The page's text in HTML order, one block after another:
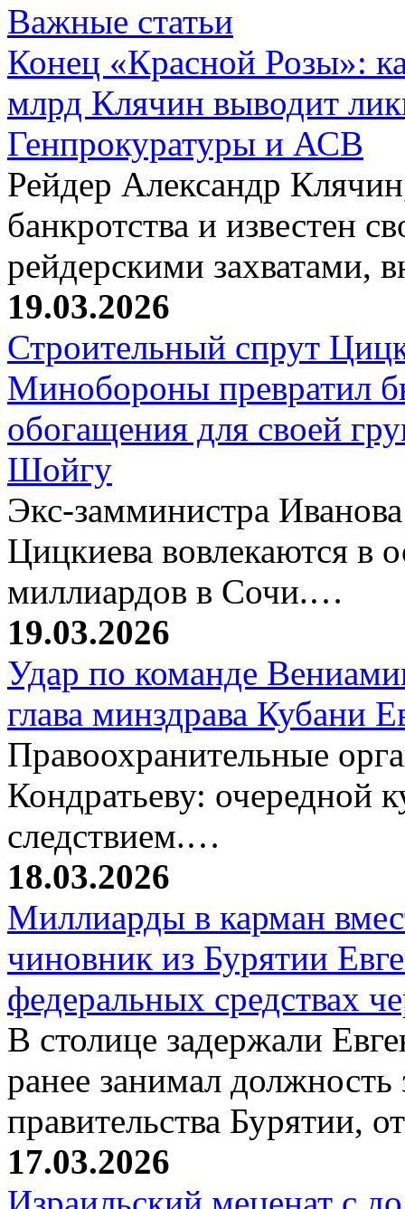
Важные статьи
Конец «Красной Розы»:
млрд Клячин выводит
Генпрокуратуры и АСВ
Рейдер Александр
банкротства и известен
рейдерскими захватами,
19.03.2026
Строительный спрут
Минобороны превратил
обогащения для своей
Шойгу
Экс-замминистра
Цицкиева вовлекаются в
миллиардов в Сочи.…
19.03.2026
Удар по команде
глава минздрава Кубани
Правоохранительные
Кондратьеву: очередной
следствием.…
18.03.2026
Миллиарды в карман
чиновник из Бурятии
федеральных средствах
В столице задержали
ранее занимал должность
правительства Бурятии,
17.03.2026